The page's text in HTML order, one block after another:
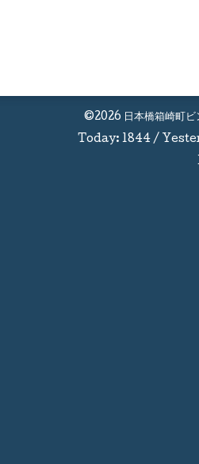
©2026 日本橋箱崎町ビ
Today: 1844 /